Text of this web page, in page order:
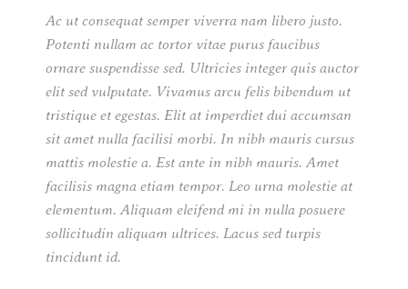
Ac ut consequat semper viverra nam libero justo.
Potenti nullam ac tortor vitae purus faucibus
ornare suspendisse sed. Ultricies integer quis auctor
elit sed vulputate. Vivamus arcu felis bibendum ut
tristique et egestas. Elit at imperdiet dui accumsan
sit amet nulla facilisi morbi. In nibh mauris cursus
mattis molestie a. Est ante in nibh mauris. Amet
facilisis magna etiam tempor. Leo urna molestie at
elementum. Aliquam eleifend mi in nulla posuere
sollicitudin aliquam ultrices. Lacus sed turpis
tincidunt id.